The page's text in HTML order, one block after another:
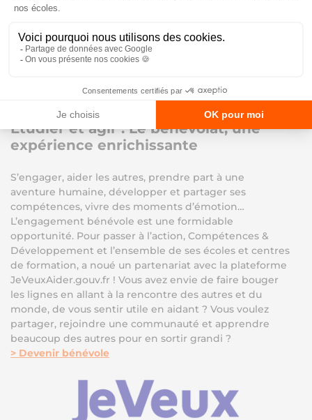
Étudier et agir : Le bénévolat, une
expérience enrichissante
S’engager, aider les autres, prendre part à une
aventure humaine, développer et partager ses
compétences, vivre des moments d’émotion…
L’engagement bénévole est une formidable
opportunité. Pour passer à l’action, Compétences &
Développement et l’ensemble de ses écoles et centres
de formation, a noué un partenariat avec la plateforme
JeVeuxAider.gouv.fr ! Vous avez envie de faire bouger
les lignes en allant à la rencontre des autres et du
monde, de vous sentir utile en aidant ? Vous voulez
partager, rejoindre une communauté et apprendre
beaucoup des autres pour en sortir grandi ?
> Devenir bénévole